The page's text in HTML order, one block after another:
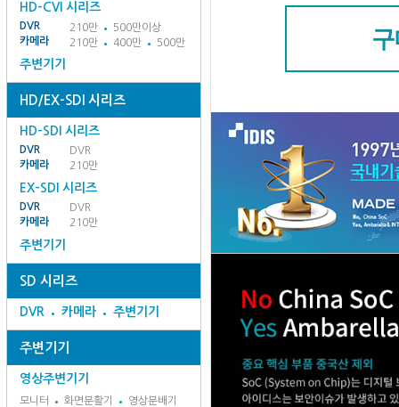
HD-CVI 시리즈
DVR 210만
500만이상
카메라
210만 400만 500만
주변기기
HD/EX-SDI 시리즈
HD-SDI 시리즈
DVR
DVR
카메라
210만
EX-SDI 시리즈
DVR
DVR
카메라
210만
주변기기
SD 시리즈
DVR 카메라 주변기기
주변기기
영상주변기기
모니터 화면분활기
영상분배기